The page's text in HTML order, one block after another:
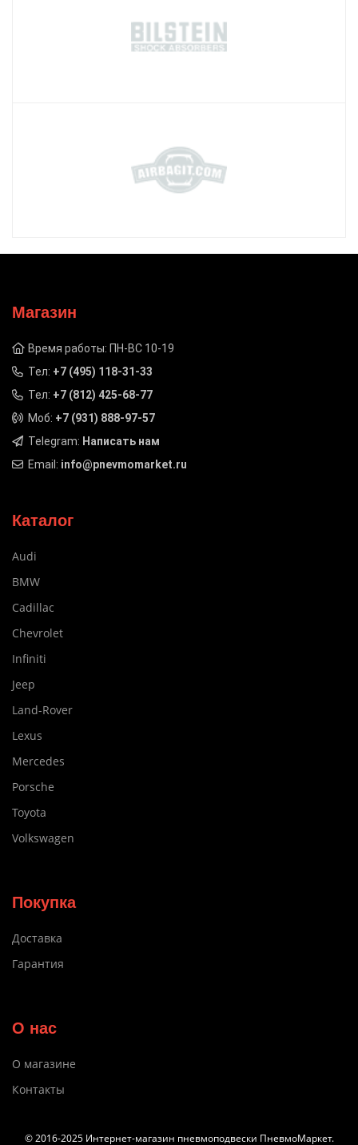
Магазин
Время работы: ПН-ВС 10-19
Тел: +7 (495) 118-31-33
Тел: +7 (812) 425-68-77
Моб: +7 (931) 888-97-57
Telegram: Написать нам
Email: info@pnevmomarket.ru
Каталог
Audi
BMW
Cadillac
Chevrolet
Infiniti
Jeep
Land-Rover
Lexus
Mercedes
Porsche
Toyota
Volkswagen
Покупка
Доставка
Гарантия
О нас
О магазине
Контакты
© 2016-2025 Интернет-магазин пневмоподвески ПневмоМаркет.